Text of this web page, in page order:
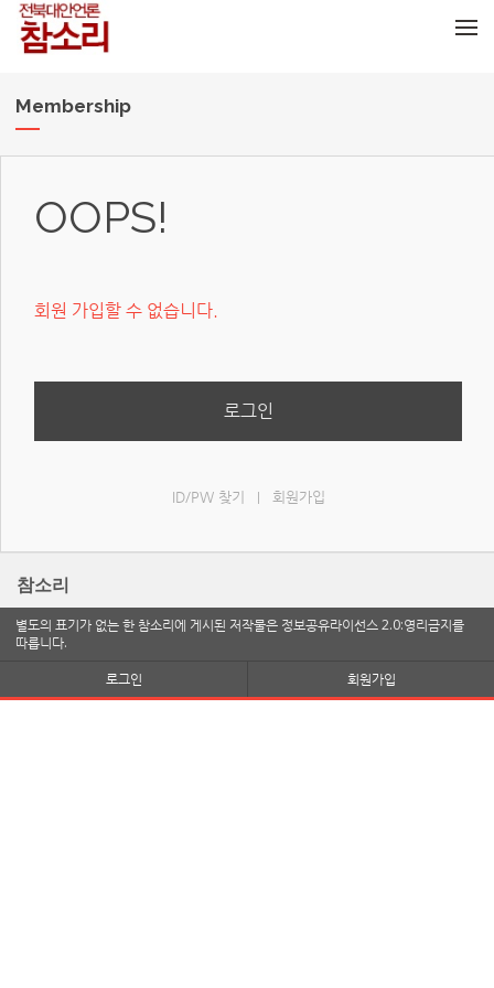
Membership
OOPS!
회원 가입할 수 없습니다.
로그인
ID/PW 찾기 회원가입
참소리
별도의 표기가 없는 한 참소리에 게시된 저작물은 정보공유라이선스 2.0:영리금지를
따릅니다.
로그인
회원가입